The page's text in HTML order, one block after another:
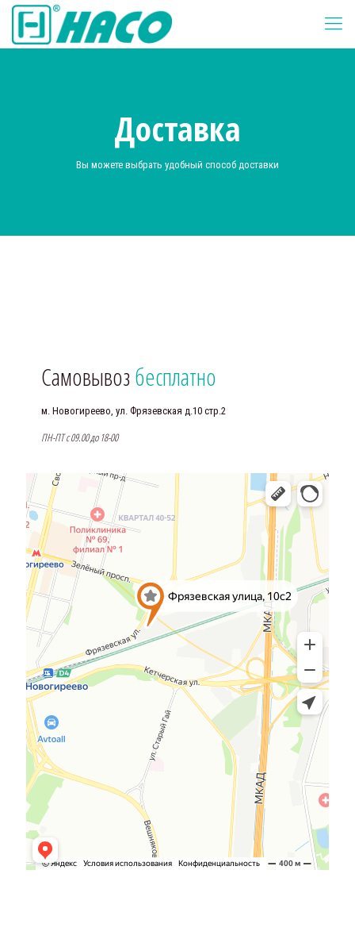
Доставка
Вы можете выбрать удобный способ доставки
Самовывозбесплатно
м. Новогиреево, ул. Фрязевская д.10 стр.2
ПН-ПТ с 09.00 до 18-00